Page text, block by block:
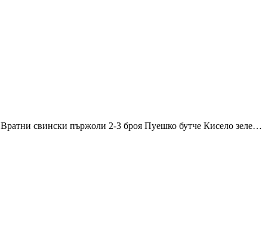
свински пържоли 2-3 броя Пуешко бутче Кисело зеле…